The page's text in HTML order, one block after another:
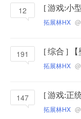
12 [游戏:小
拓展林HX
191 [综合 ]
拓展林HX
147 [游戏:正
拓展林HX